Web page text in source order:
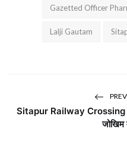
Contact
Gazetted Officer
Lalji Gautam
Sitapur Railway Crossing
जोखिम